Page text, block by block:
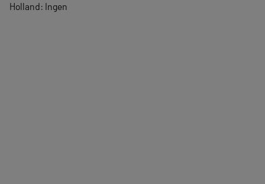
Holland: Ingen